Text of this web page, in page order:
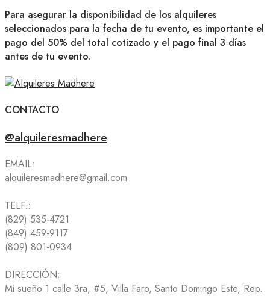
Para asegurar la disponibilidad de los alquileres
seleccionados para la fecha de tu evento, es importante el
pago del 50% del total cotizado y el pago final 3 días
antes de tu evento.
CONTACTO
@alquileresmadhere
EMAIL:
alquileresmadhere@gmail.com
TELF.:
(829) 535-4721
(849) 459-9117
(809) 801-0934
DIRECCIÓN:
Mi sueño 1 calle 3ra, #5, Villa Faro, Santo Domingo Este, Rep.